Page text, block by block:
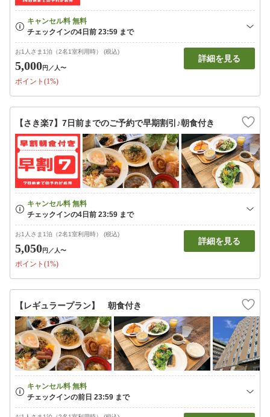
お1人さま1泊（2名1室利用時） (税込)
5,000円 ／人〜
ポイント(1%)
詳細を見る
【さき楽7】7日前までのご予約で早期割引♪朝食付き
お1人さま1泊（2名1室利用時） (税込)
5,050円 ／人〜
ポイント(1%)
詳細を見る
【レギュラープラン】 朝食付き